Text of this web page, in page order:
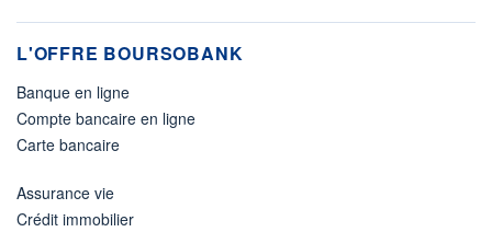
L'OFFRE BOURSOBANK
Banque en ligne
Compte bancaire en ligne
Carte bancaire
Assurance vie
Crédit immobilier